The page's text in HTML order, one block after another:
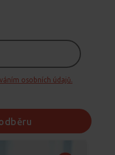
osobních údajů.